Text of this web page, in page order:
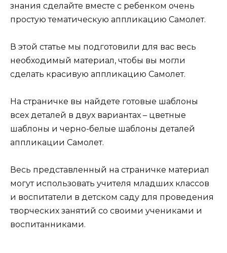
знания сделайте вместе с ребенком очень
простую тематическую аппликацию Самолет.
В этой статье мы подготовили для вас весь
необходимый материал, чтобы вы могли
сделать красивую аппликацию Самолет.
На страничке вы найдете готовые шаблоны
всех деталей в двух вариантах – цветные
шаблоны и черно-белые шаблоны деталей
аппликации Самолет.
Весь представленный на страничке материал
могут использовать учителя младших классов
и воспитатели в детском саду для проведения
творческих занятий со своими учениками и
воспитанниками.